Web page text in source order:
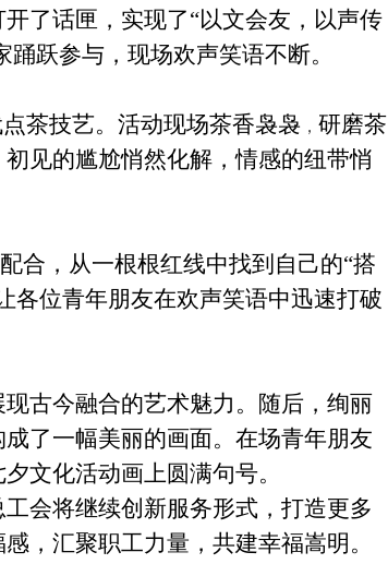
了话匣，实现了“以文会友，以声传
跃参与，现场欢声笑语不断。
茶技艺。活动现场茶香袅袅 ， 研磨茶
初见的尴尬悄然化解，情感的纽带悄
合， 从一根根红线中找到自己的“搭
各位青年朋友在欢声笑语中迅速打破
古今融合的艺术魅力。随后，绚丽
了一幅美丽的画面。在场青年朋友
文化活动画上圆满句号。
工会将继续创新服务形式，打造更多
，汇聚职工力量，共建幸福嵩明。